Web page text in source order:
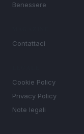
Benessere
Contattaci
Cookie Policy
Privacy Policy
Note legali